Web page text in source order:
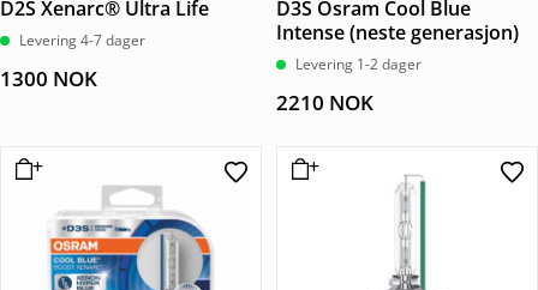
D2S Xenarc® Ultra Life
Levering 4-7 dager
1300 NOK
D3S Osram Cool Blue
Intense (neste generasjon)
Levering 1-2 dager
2210 NOK